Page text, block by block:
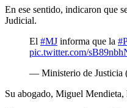
En ese sentido, indicaron que
Judicial.
El #MJ informa que la
pic.twitter.com/
— Ministerio de Justicia
Su abogado, Miguel Mendieta,